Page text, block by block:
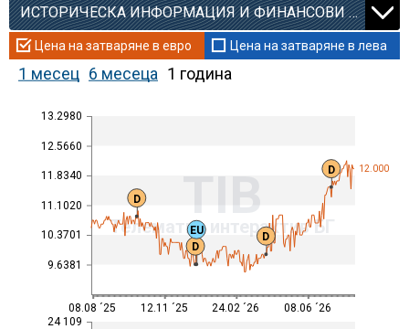
ИСТОРИЧЕСКА ИНФОРМАЦИЯ И ФИНАНСОВИ КОЕФИЦИЕНТИ
Цена на затваряне в евро Цена на затваряне в лева
1 месец 6 месеца 1 година
9.6381
10.3701
11.1020
11.8340
12.5660
13.2980
TIB
Телематик интерактив БГ
24 109
12.000
08.08 ´25 12.11 ´25 24.02 ´26 08.06 ´26
D
D
EU
D
D